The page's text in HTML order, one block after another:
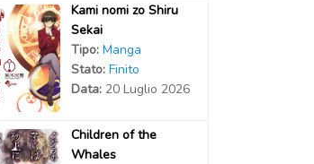
Kami nomi zo Shiru
Sekai
Tipo: Manga
Stato: Finito
Data: 20 Luglio 2026
Children of the
Whales